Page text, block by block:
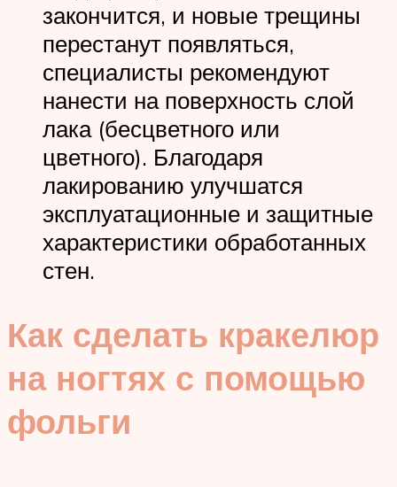
закончится, и новые трещины
перестанут появляться,
специалисты рекомендуют
нанести на поверхность слой
лака (бесцветного или
цветного). Благодаря
лакированию улучшатся
эксплуатационные и защитные
характеристики обработанных
стен.
Как сделать кракелюр
на ногтях с помощью
фольги